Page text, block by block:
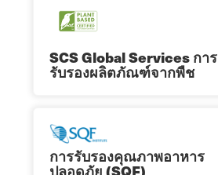
SCS Global Services การ
รับรองผลิตภัณฑ์จากพืช
การรับรองคุณภาพอาหาร